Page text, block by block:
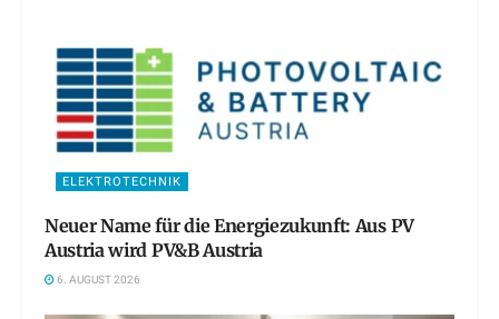
ELEKTROTECHNIK
Neuer Name für die Energiezukunft: Aus PV
Austria wird PV&B Austria
6. AUGUST 2026